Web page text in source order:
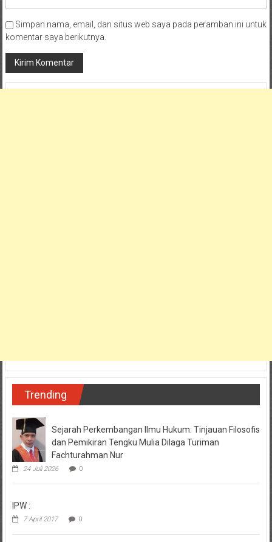
Simpan nama, email, dan situs web saya pada peramban ini untuk
komentar saya berikutnya.
Trending
Sejarah Perkembangan Ilmu Hukum: Tinjauan Filosofis
dan Pemikiran Tengku Mulia Dilaga Turiman
Fachturahman Nur
24 Juli 2026 0
IPW :
7 April 2017 0